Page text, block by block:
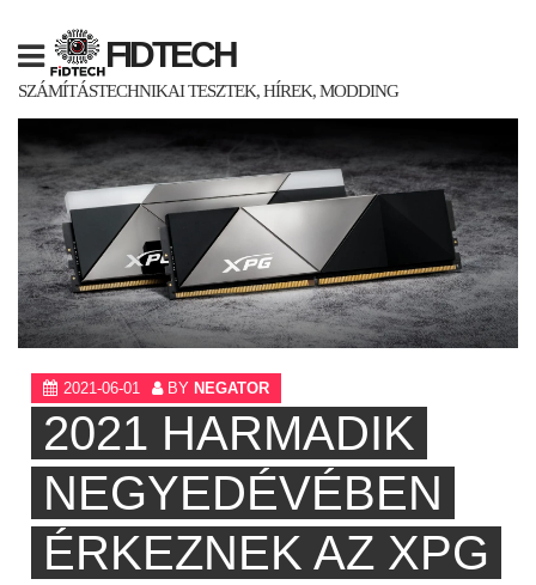
content
FIDTECH
SZÁMÍTÁSTECHNIKAI TESZTEK, HÍREK, MODDING
2021-06-01 BY NEGATOR
2021 HARMADIK
NEGYEDÉVÉBEN
ÉRKEZNEK AZ XPG